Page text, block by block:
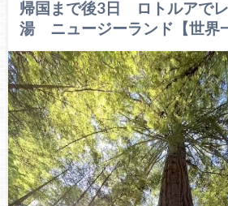
帰国まで後3日 ロトルアで
湯 ニュージーランド【世界